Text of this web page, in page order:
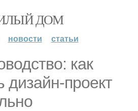
ДОМ
новости статьи
как
дизайн-проект